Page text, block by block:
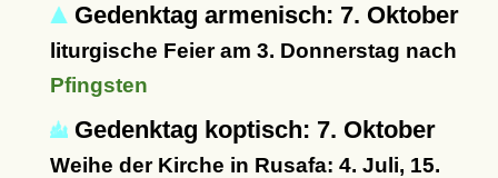
Gedenktag armenisch: 7. Oktober
liturgische Feier am 3. Donnerstag nach
Pfingsten
Gedenktag koptisch: 7. Oktober
Weihe der Kirche in Rusafa: 4. Juli, 15.